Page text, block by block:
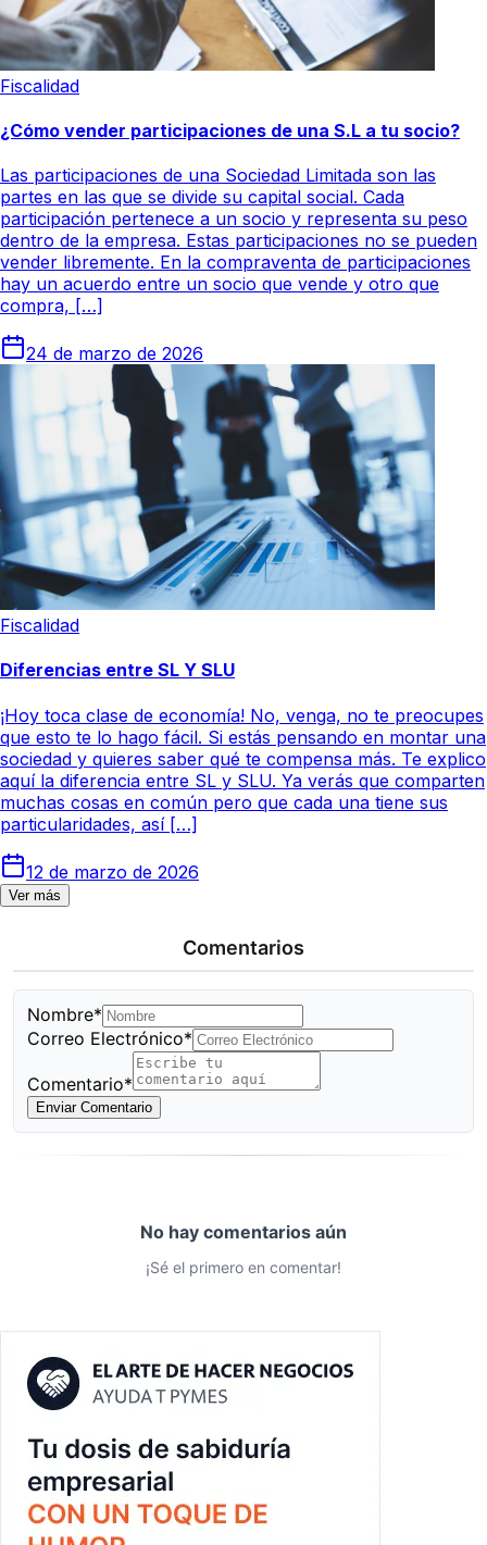
Fiscalidad
¿Cómo vender participaciones de una S.L a tu socio?
Las participaciones de una Sociedad Limitada son las
partes en las que se divide su capital social. Cada
participación pertenece a un socio y representa su peso
dentro de la empresa. Estas participaciones no se pueden
vender libremente. En la compraventa de participaciones
hay un acuerdo entre un socio que vende y otro que
compra, […]
24 de marzo de 2026
Fiscalidad
Diferencias entre SL Y SLU
¡Hoy toca clase de economía! No, venga, no te preocupes
que esto te lo hago fácil. Si estás pensando en montar una
sociedad y quieres saber qué te compensa más. Te explico
aquí la diferencia entre SL y SLU. Ya verás que comparten
muchas cosas en común pero que cada una tiene sus
particularidades, así […]
12 de marzo de 2026
Ver más
Comentarios
Nombre*
Correo Electrónico*
Comentario*
Enviar Comentario
No hay comentarios aún
¡Sé el primero en comentar!